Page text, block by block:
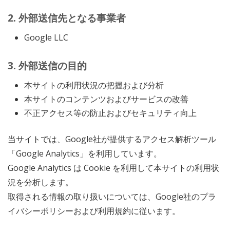
2. 外部送信先となる事業者
Google LLC
3. 外部送信の目的
本サイトの利用状況の把握および分析
本サイトのコンテンツおよびサービスの改善
不正アクセス等の防止およびセキュリティ向上
当サイトでは、Google社が提供するアクセス解析ツール
「Google Analytics」を利用しています。
Google Analytics は Cookie を利用して本サイトの利用状
況を分析します。
取得される情報の取り扱いについては、Google社のプラ
イバシーポリシーおよび利用規約に従います。